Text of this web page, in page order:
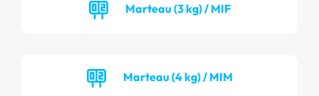
Marteau (3 kg) / MIF
Marteau (4 kg) / MIM